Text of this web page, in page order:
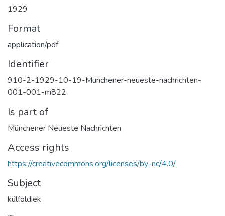
1929
Format
application/pdf
Identifier
910-2-1929-10-19-Munchener-neueste-nachrichten-
001-001-m822
Is part of
Münchener Neueste Nachrichten
Access rights
https://creativecommons.org/licenses/by-nc/4.0/
Subject
külföldiek